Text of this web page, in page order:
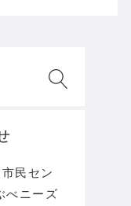
民セン
べニーズ